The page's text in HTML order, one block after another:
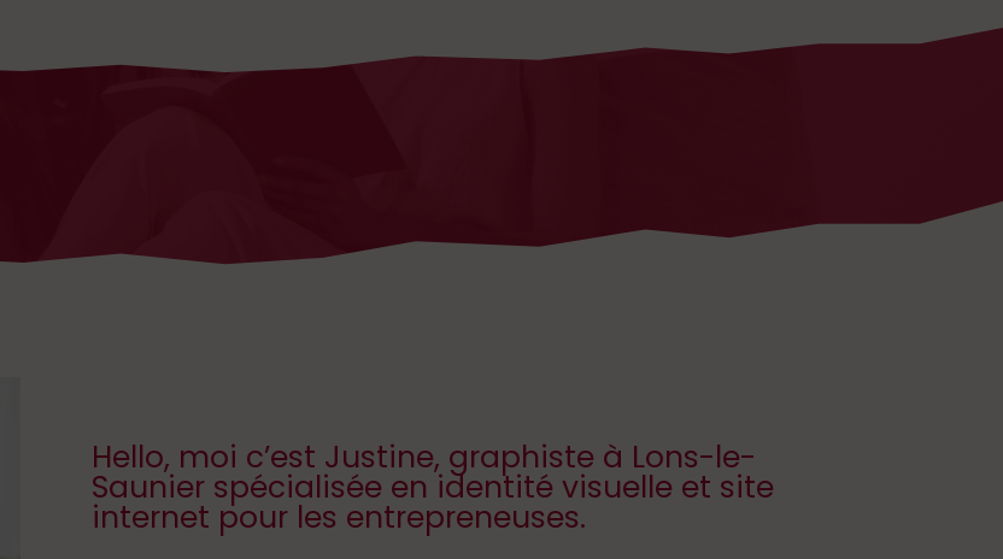
Hello, moi c’est Justine, graphiste à Lons-le-
Saunier spécialisée en identité visuelle et site
internet pour les entrepreneuses.